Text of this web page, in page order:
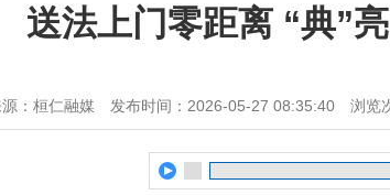
送法上门零距离 “典”
：桓仁融媒 发布时间：2026-05-27 08:35:40 浏览